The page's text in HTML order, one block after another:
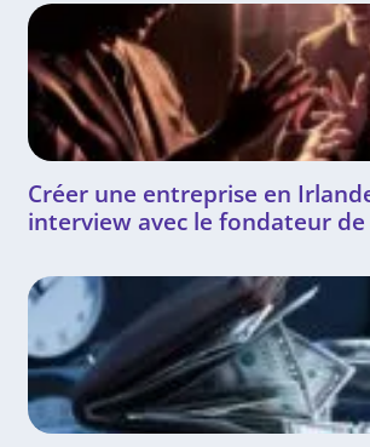
Créer une entreprise en
interview avec le fondateur de